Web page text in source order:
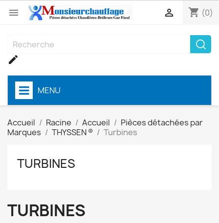
 shopping_cart (0)


MENU
Accueil Racine Accueil
Pièces détachées par
Marques
THYSSEN ® Turbines
TURBINES
TURBINES